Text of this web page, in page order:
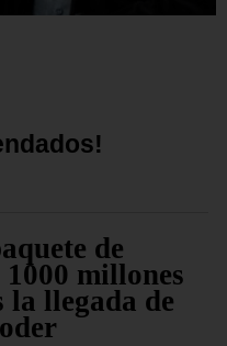
nd ad os!
de
millones
llegada de